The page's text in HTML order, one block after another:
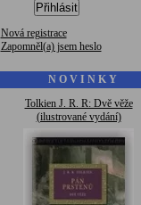
Přihlásit
Nová registrace
Zapomněl(a) jsem heslo
N O V I N K Y
Tolkien J. R. R: Dvě věže
(ilustrované vydání)